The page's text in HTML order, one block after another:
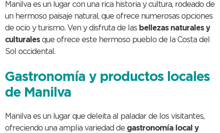
Manilva es un lugar con una rica historia y cultura, rodeado de
un hermoso paisaje natural, que ofrece numerosas opciones
de ocio y turismo. Ven y disfruta de las bellezas naturales y
culturalesque ofrece este hermoso pueblo de la Costa del
Sol occidental.
Gastronomía y productos locales
de Manilva
Manilva es un lugar que deleita al paladar de los visitantes,
ofreciendo una amplia variedad de gastronomía local y